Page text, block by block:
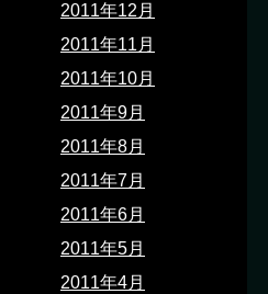
2011年12月
2011年11月
2011年10月
2011年9月
2011年8月
2011年7月
2011年6月
2011年5月
2011年4月